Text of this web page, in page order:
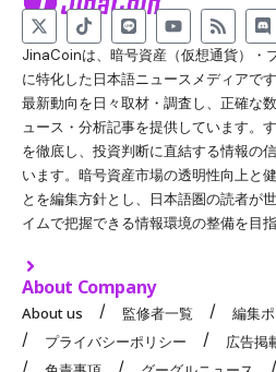
JinaCoinは、暗号資産（仮想通貨）・
に特化した日本語ニュースメディアで
最新動向を日々取材・調査し、正確な
ュース・分析記事を提供しています。
を徹底し、投資判断に直結する情報の
います。暗号資産市場の透明性向上と
とを編集方針とし、日本語圏の読者が
イムで把握できる情報環境の整備を目指
About Company
About us 監修者一覧
編集
プライバシーポリシー
広告掲